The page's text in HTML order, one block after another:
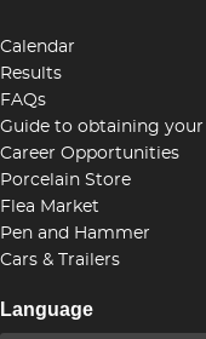
Calendar
Results
FAQs
Guide to obtaining
Career Opportunities
Porcelain Store
Flea Market
Pen and Hammer
Cars & Trailers
Language